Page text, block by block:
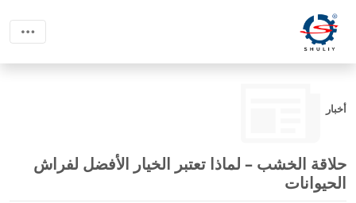
أخبار
حلاقة الخشب – لماذا تعتبر الخيار الأفضل لفراش
الحيوانات